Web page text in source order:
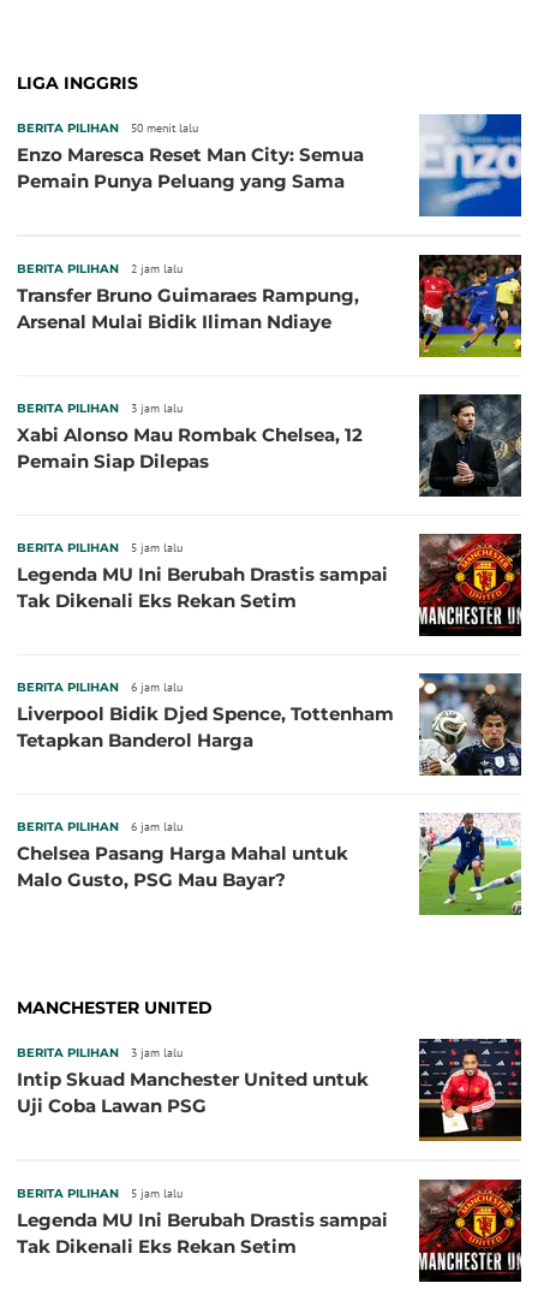
LIGA INGGRIS
BERITA PILIHAN 50 menit lalu
Enzo Maresca Reset Man City: Semua
Pemain Punya Peluang yang Sama
BERITA PILIHAN 2 jam lalu
Transfer Bruno Guimaraes Rampung,
Arsenal Mulai Bidik Iliman Ndiaye
BERITA PILIHAN 3 jam lalu
Xabi Alonso Mau Rombak Chelsea, 12
Pemain Siap Dilepas
BERITA PILIHAN 5 jam lalu
Legenda MU Ini Berubah Drastis sampai
Tak Dikenali Eks Rekan Setim
BERITA PILIHAN 6 jam lalu
Liverpool Bidik Djed Spence, Tottenham
Tetapkan Banderol Harga
BERITA PILIHAN 6 jam lalu
Chelsea Pasang Harga Mahal untuk
Malo Gusto, PSG Mau Bayar?
MANCHESTER UNITED
BERITA PILIHAN 3 jam lalu
Intip Skuad Manchester United untuk
Uji Coba Lawan PSG
BERITA PILIHAN 5 jam lalu
Legenda MU Ini Berubah Drastis sampai
Tak Dikenali Eks Rekan Setim